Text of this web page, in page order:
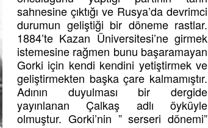
sahnesine çıktığı ve Rusya’da devrimci
durumun geliştiği bir döneme rastlar.
1884’te Kazan Üniversitesi’ne girmek
istemesine rağmen bunu başaramayan
Gorki için kendi kendini yetiştirmek ve
geliştirmekten başka çare kalmamıştır.
Adının duyulması bir dergide
yayınlanan Çalkaş adlı öyküyle
olmuştur. Gorki’nin ” serseri dönemi”